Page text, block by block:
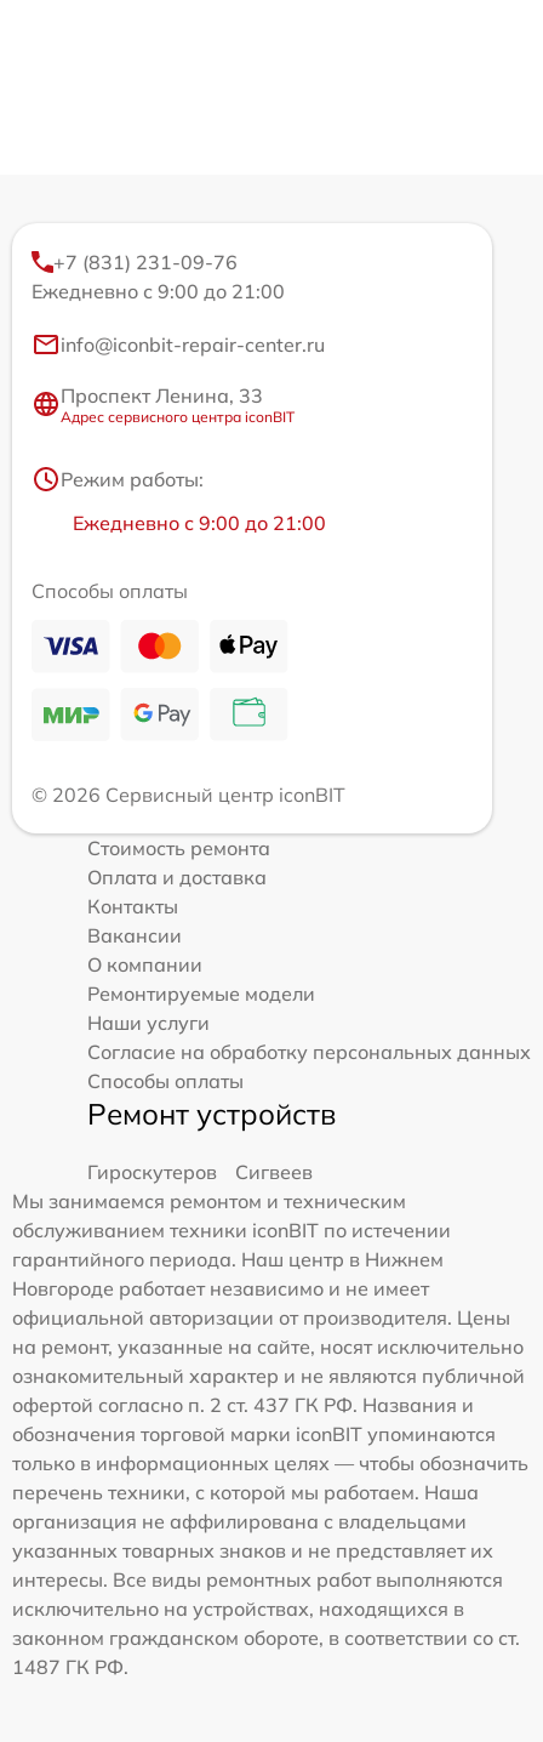
+7 (831) 231-09-76
Ежедневно с 9:00 до 21:00
info@iconbit-repair-center.ru
Проспект Ленина, 33
Адрес сервисного центра iconBIT
Режим работы:
Ежедневно с 9:00 до 21:00
Способы оплаты
© 2026 Сервисный центр iconBIT
Стоимость ремонта
Оплата и доставка
Контакты
Вакансии
О компании
Ремонтируемые модели
Наши услуги
Согласие на обработку персональных данных
Способы оплаты
Ремонт устройств
Гироскутеров
Сигвеев
Мы занимаемся ремонтом и техническим
обслуживанием техники iconBIT по истечении
гарантийного периода. Наш центр в Нижнем
Новгороде работает независимо и не имеет
официальной авторизации от производителя. Цены
на ремонт, указанные на сайте, носят исключительно
ознакомительный характер и не являются публичной
офертой согласно п. 2 ст. 437 ГК РФ. Названия и
обозначения торговой марки iconBIT упоминаются
только в информационных целях — чтобы обозначить
перечень техники, с которой мы работаем. Наша
организация не аффилирована с владельцами
указанных товарных знаков и не представляет их
интересы. Все виды ремонтных работ выполняются
исключительно на устройствах, находящихся в
законном гражданском обороте, в соответствии со ст.
1487 ГК РФ.